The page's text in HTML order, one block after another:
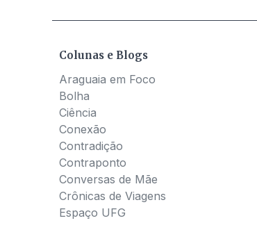
Colunas e Blogs
Araguaia em Foco
Bolha
Ciência
Conexão
Contradição
Contraponto
Conversas de Mãe
Crônicas de Viagens
Espaço UFG